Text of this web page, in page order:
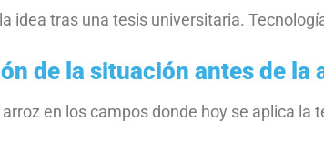
idea tras una tesis universitaria.
de la situación antes de la
en los campos donde hoy se aplica la